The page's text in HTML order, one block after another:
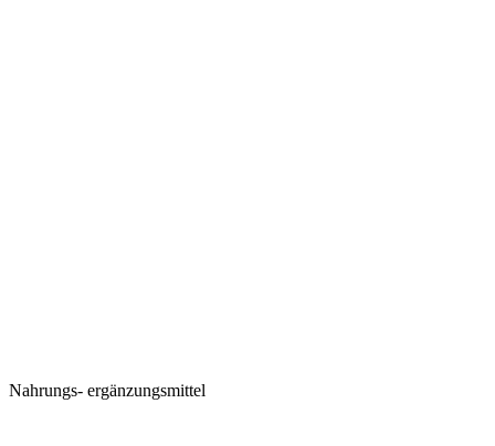
Nahrungs- ergänzungsmittel